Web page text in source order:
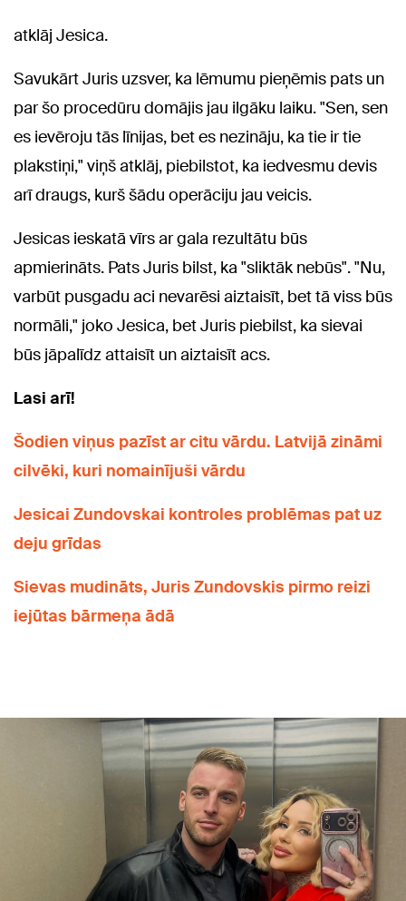
atklāj Jesica.
Savukārt Juris uzsver, ka lēmumu pieņēmis pats un
par šo procedūru domājis jau ilgāku laiku. "Sen, sen
es ievēroju tās līnijas, bet es nezināju, ka tie ir tie
plakstiņi," viņš atklāj, piebilstot, ka iedvesmu devis
arī draugs, kurš šādu operāciju jau veicis.
Jesicas ieskatā vīrs ar gala rezultātu būs
apmierināts. Pats Juris bilst, ka "sliktāk nebūs". "Nu,
varbūt pusgadu aci nevarēsi aiztaisīt, bet tā viss būs
normāli," joko Jesica, bet Juris piebilst, ka sievai
būs jāpalīdz attaisīt un aiztaisīt acs.
Lasi arī!
Šodien viņus pazīst ar citu vārdu. Latvijā zināmi
cilvēki, kuri nomainījuši vārdu
Jesicai Zundovskai kontroles problēmas pat uz
deju grīdas
Sievas mudināts, Juris Zundovskis pirmo reizi
iejūtas bārmeņa ādā